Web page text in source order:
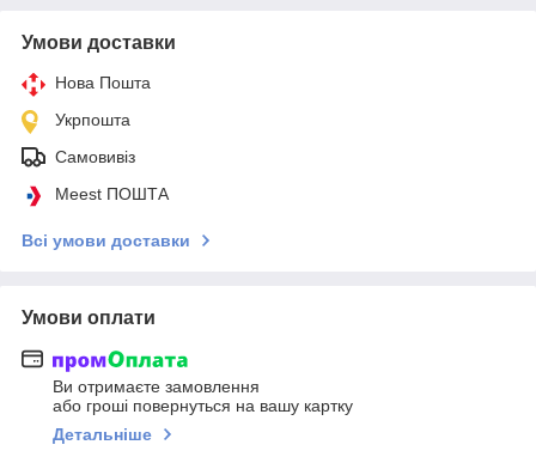
Умови доставки
Нова Пошта
Укрпошта
Самовивіз
Meest ПОШТА
Всі умови доставки
Умови оплати
Ви отримаєте замовлення
або гроші повернуться на вашу картку
Детальніше